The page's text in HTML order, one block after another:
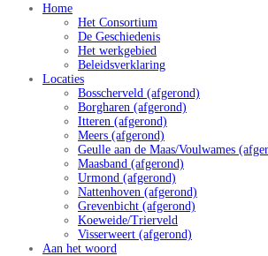
Home
Het Consortium
De Geschiedenis
Het werkgebied
Beleidsverklaring
Locaties
Bosscherveld (afgerond)
Borgharen (afgerond)
Itteren (afgerond)
Meers (afgerond)
Geulle aan de Maas/Voulwames
Maasband (afgerond)
Urmond (afgerond)
Nattenhoven (afgerond)
Grevenbicht (afgerond)
Koeweide/Trierveld
Visserweert (afgerond)
Aan het woord